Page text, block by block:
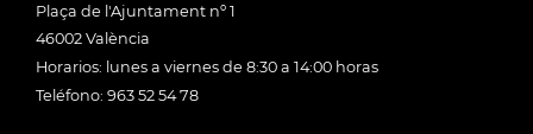
Plaça de l'Ajuntament nº 1
46002 València
Horarios: lunes a viernes de 8:30 a 14:00 horas
Teléfono: 963 52 54 78